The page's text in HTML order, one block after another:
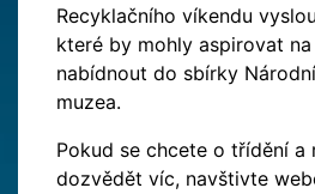
Recyklačního víkendu
které by mohly aspirovat
nabídnout do sbírky
muzea.
Pokud se chcete o třídění a
dozvědět víc, navštivte